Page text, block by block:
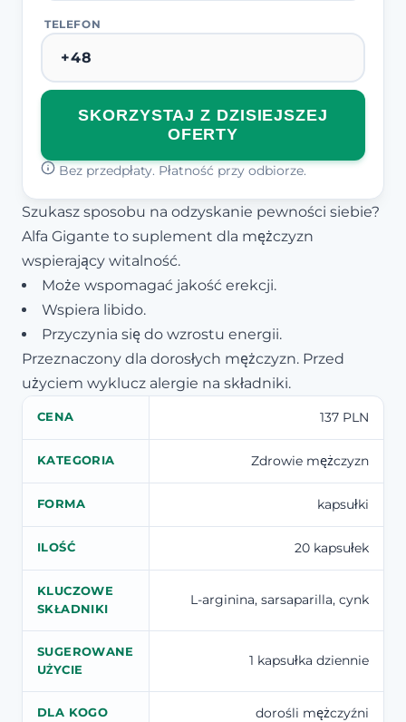
TELEFON
SKORZYSTAJ Z DZISIEJSZEJ
OFERTY
Bez przedpłaty. Płatność przy odbiorze.
Szukasz sposobu na odzyskanie pewności siebie?
Alfa Gigante to suplement dla mężczyzn
wspierający witalność.
Może wspomagać jakość erekcji.
Wspiera libido.
Przyczynia się do wzrostu energii.
Przeznaczony dla dorosłych mężczyzn. Przed
użyciem wyklucz alergie na składniki.
CENA 137 PLN
KATEGORIA Zdrowie mężczyzn
FORMA kapsułki
ILOŚĆ 20 kapsułek
KLUCZOWE
SKŁADNIKI
L-arginina, sarsaparilla, cynk
SUGEROWANE
UŻYCIE
1 kapsułka dziennie
DLA KOGO dorośli mężczyźni